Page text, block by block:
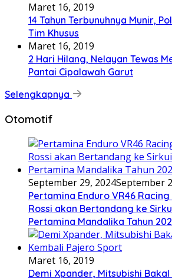
Maret 16, 2019
14 Tahun Terbunuhnya Munir,
Tim Khusus
Maret 16, 2019
2 Hari Hilang, Nelayan Tewas
Pantai Cipalawah Garut
Selengkapnya
Otomotif
September 29, 2024September
Pertamina Enduro VR46
Rossi akan Bertandang ke
Pertamina Mandalika Tahun
Maret 16, 2019
Demi Xpander, Mitsubishi